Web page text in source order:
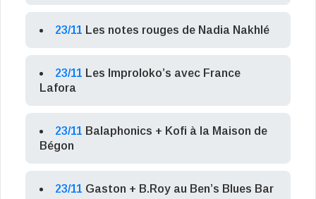
23/11 Les notes rouges de Nadia Nakhlé
23/11 Les Improloko’s avec France
Lafora
23/11 Balaphonics + Kofi à la Maison de
Bégon
23/11 Gaston + B.Roy au Ben’s Blues Bar